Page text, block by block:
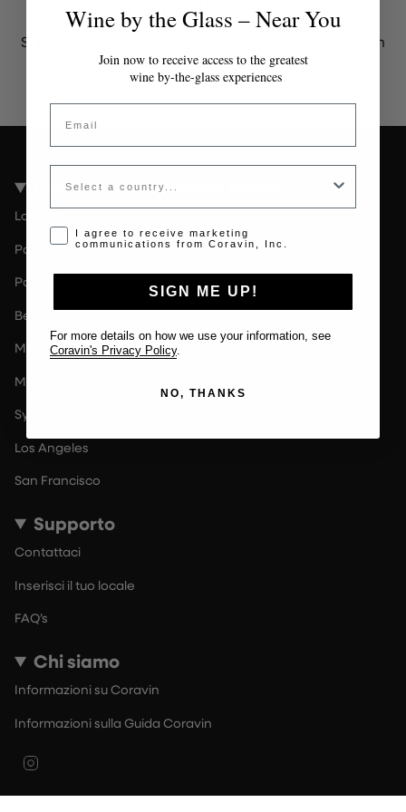
Token non valido o scaduto
Si prega di contattare l'amministratore per un token
valido.
Località della Coravin Guide
Londra
Paris
Paesi Bassi
Berlin
Milano
Melbourne
Sydney
Los Angeles
San Francisco
Supporto
Contattaci
Inserisci il tuo locale
FAQ’s
Chi siamo
Informazioni su Coravin
Informazioni sulla Guida Coravin
Wine by the Glass – Near You
Join now to receive access to the greatest
wine by-the-glass experiences
Email
Country
Opt-in disclaimer
I agree to receive marketing
communications from Coravin, Inc.
SIGN ME UP!
For more details on how we use your information, see
Coravin's Privacy Policy.
NO, THANKS